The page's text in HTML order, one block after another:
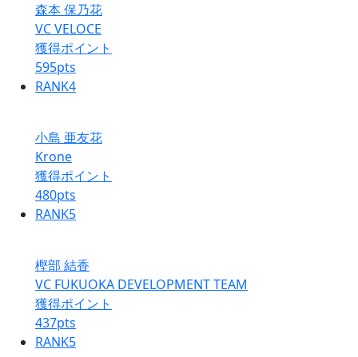
森本 保乃花
VC VELOCE
獲得ポイント
595pts
RANK4
小島 亜友花
Krone
獲得ポイント
480pts
RANK5
樫部 結香
VC FUKUOKA DEVELOPMENT TEAM
獲得ポイント
437pts
RANK5